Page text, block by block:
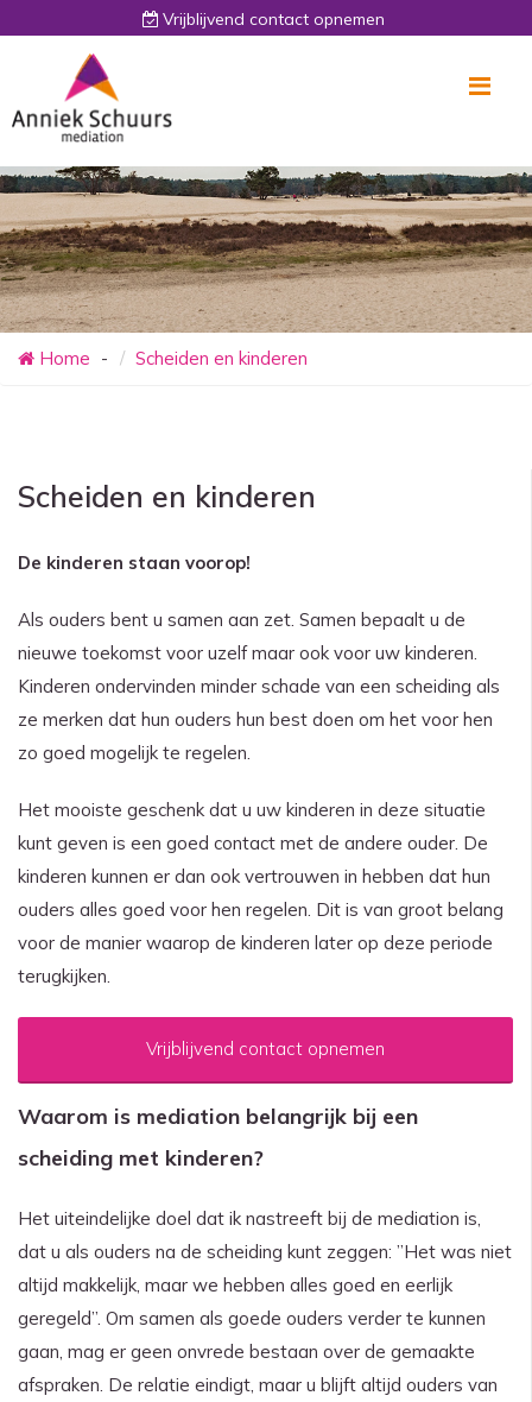
Vrijblijvend contact opnemen
Home Scheiden en kinderen
Scheiden en kinderen
De kinderen staan voorop!
Als ouders bent u samen aan zet. Samen bepaalt u de
nieuwe toekomst voor uzelf maar ook voor uw kinderen.
Kinderen ondervinden minder schade van een scheiding als
ze merken dat hun ouders hun best doen om het voor hen
zo goed mogelijk te regelen.
Het mooiste geschenk dat u uw kinderen in deze situatie
kunt geven is een goed contact met de andere ouder. De
kinderen kunnen er dan ook vertrouwen in hebben dat hun
ouders alles goed voor hen regelen. Dit is van groot belang
voor de manier waarop de kinderen later op deze periode
terugkijken.
Vrijblijvend contact opnemen
Waarom is mediation belangrijk bij een
scheiding met kinderen?
Het uiteindelijke doel dat ik nastreeft bij de mediation is,
dat u als ouders na de scheiding kunt zeggen: ”Het was niet
altijd makkelijk, maar we hebben alles goed en eerlijk
geregeld”. Om samen als goede ouders verder te kunnen
gaan, mag er geen onvrede bestaan over de gemaakte
afspraken. De relatie eindigt, maar u blijft altijd ouders van